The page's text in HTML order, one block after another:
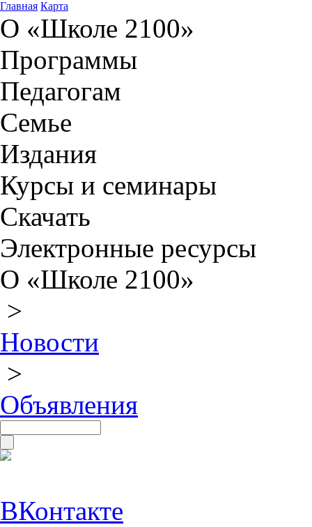
Главная Карта
О «Школе 2100»
Программы
Педагогам
Семье
Издания
Курсы и семинары
Скачать
Электронные ресурсы
О «Школе 2100»
>
Новости
>
Объявления
ВКонтакте